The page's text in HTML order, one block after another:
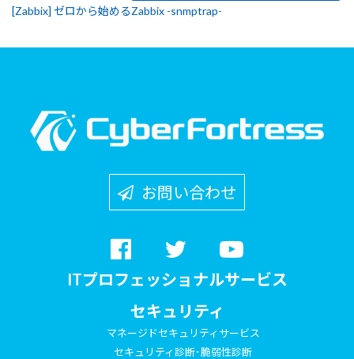
[Zabbix] ゼロから始めるZabbix -snmptrap-
お問い合わせ
ITプロフェッショナルサービス
セキュリティ
マネージドセキュリティサービス
セキュリティ診断･脆弱性診断